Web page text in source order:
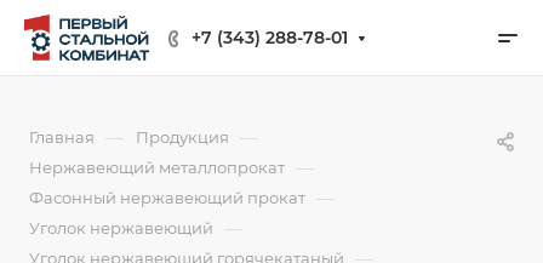
+7 (343) 288-78-01
Главная — Продукция —
Нержавеющий металлопрокат —
Фасонный нержавеющий прокат —
Уголок нержавеющий —
Уголок нержавеющий горячекатаный